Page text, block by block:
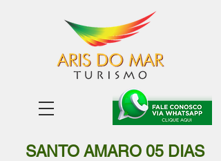
SANTO AMARO 05 DIAS